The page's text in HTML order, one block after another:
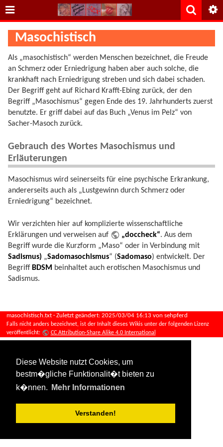
Diese Website nutzt Cookies, um
bestm�gliche Funktionalit�t bieten zu
k�nnen.
Mehr Informationen
Verstanden!
Masochistisch
Als „masochistisch“ werden Menschen bezeichnet, die Freude
an Schmerz oder Erniedrigung haben aber auch solche, die
krankhaft nach Erniedrigung streben und sich dabei schaden.
Der Begriff geht auf Richard Krafft-Ebing zurück, der den
Begriff „Masochismus“ gegen Ende des 19. Jahrhunderts zuerst
benutzte. Er griff dabei auf das Buch „Venus im Pelz“ von
Sacher-Masoch zurück.
Gebrauch des Wortes Masochismus und
Erläuterungen
Masochismus wird seinerseits für eine psychische Erkrankung,
andererseits auch als „Lustgewinn durch Schmerz oder
Erniedrigung“ bezeichnet.
Wir verzichten hier auf komplizierte wissenschaftliche
Erklärungen und verweisen auf
„doccheck“. Aus dem
Begriff wurde die Kurzform „Maso“ oder in Verbindung mit
Sadismus) „Sadomasochismus“ (Sadomaso) entwickelt. Der
Begriff BDSM beinhaltet auch erotischen Masochismus und
Sadismus.
masochistisch.txt · Zuletzt geändert:2025/03/04 16:13 vonsehpferd
Falls nicht anders bezeichnet, ist der Inhalt dieses Wikis unter der folgenden Lizenz
veröffentlicht:
CC Attribution-Share Alike 4.0 International